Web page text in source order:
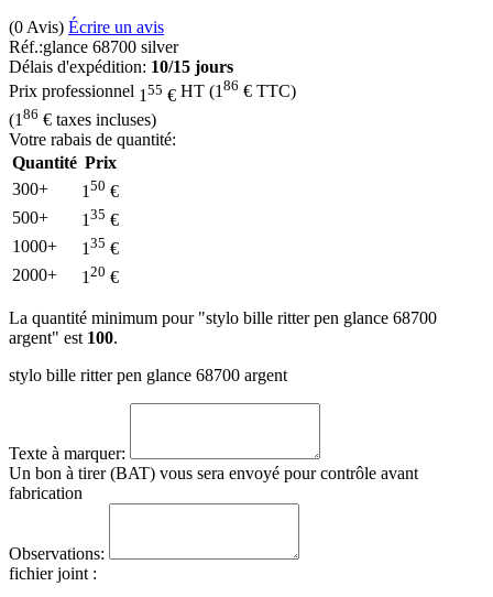
(0 Avis) Écrire un avis
Réf.:glance 68700 silver
Délais d'expédition: 10/15 jours
Prix professionnel 1 55 € HT (1 86 € TTC)
(1 86 € taxes incluses)
Votre rabais de quantité:
Quantité Prix
300+
1 50 €
500+
1 35 €
1000+
1 35 €
2000+
1 20 €
La quantité minimum pour "stylo bille ritter pen glance 68700
argent" est 100.
stylo bille ritter pen glance 68700 argent
Texte à marquer:
Un bon à tirer (BAT) vous sera envoyé pour contrôle avant
fabrication
Observations:
fichier joint :